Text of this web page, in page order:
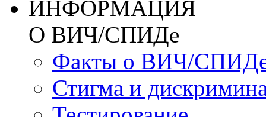
ИНФОРМАЦИЯ
О ВИЧ/СПИДе
Факты о ВИЧ/
Стигма и